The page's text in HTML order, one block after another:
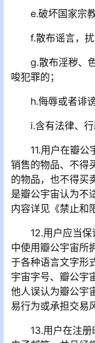
e.破坏国家宗教
f.散布谣言，扰
g.散布淫秽、色
唆犯罪的；
h.侮辱或者诽谤
i.含有法律、行
11.用户在瓣公
销售的物品、不得
的物品，也不得买
是瓣公宇宙认为不
内容详见《禁止和
12.用户应当保
中使用瓣公宇宙所
于各种语言文字形
宇宙字号、瓣公宇
他人误认为瓣公宇
易行为或承担交易
13.用户在注册